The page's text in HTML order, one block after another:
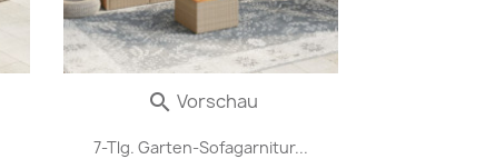
7-Tlg. Garten-Sofagarnitur...
 Vorschau